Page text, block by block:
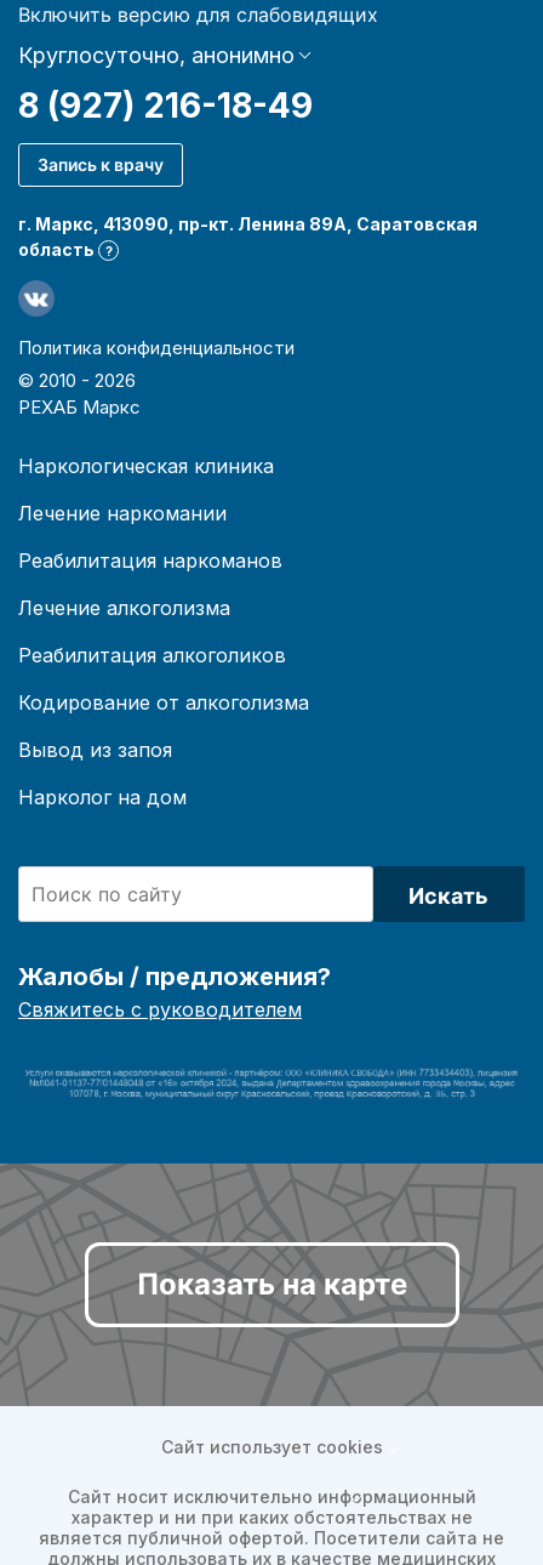
Включить версию для слабовидящих
Круглосуточно, анонимно
8 (927) 216-18-49
Запись к врачу
г. Маркс, 413090, пр-кт. Ленина 89А, Саратовская
область
?
Политика конфиденциальности
© 2010 - 2026
РЕХАБ Маркс
Наркологическая клиника
Лечение наркомании
Реабилитация наркоманов
Лечение алкоголизма
Реабилитация алкоголиков
Кодирование от алкоголизма
Вывод из запоя
Нарколог на дом
Искать
Жалобы / предложения?
Свяжитесь с руководителем
Показать на карте
Сайт использует cookies
Сайт носит исключительно информационный
характер и ни при каких обстоятельствах не
является публичной офертой. Посетители сайта не
должны использовать их в качестве медицинских